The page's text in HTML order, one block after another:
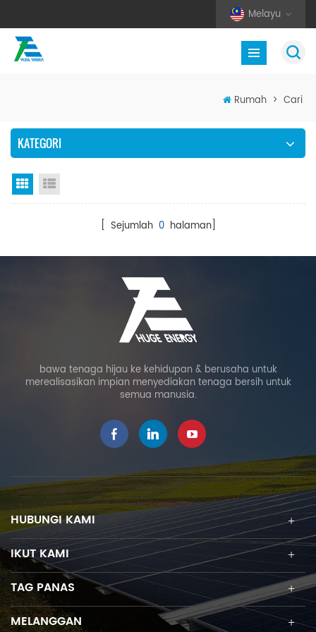
Melayu
Rumah > Cari
KATEGORI
Paparan grid
[ Sejumlah 0halaman]
bawa tenaga hijau ke kehidupan & berusaha untuk
merealisasikan impian menyediakan tenaga bersih untuk
semua manusia.
HUBUNGI KAMI
IKUT KAMI
TAG PANAS
MELANGGAN